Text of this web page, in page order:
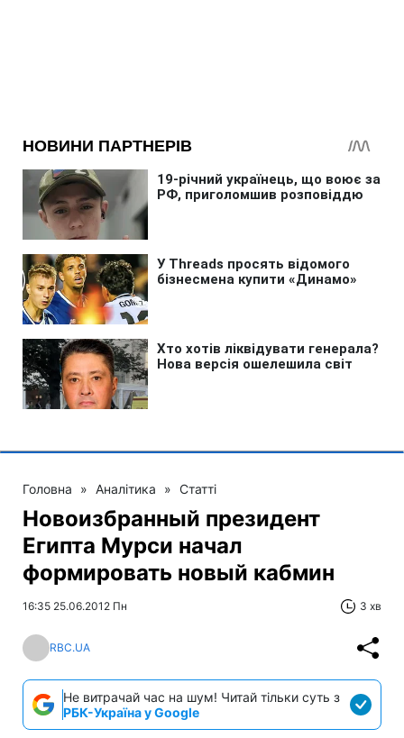
Головна » Аналітика » Статті
Новоизбранный президент
Египта Мурси начал
формировать новый кабмин
16:35 25.06.2012 Пн 3 хв
RBC.UA
Не витрачай час на шум! Читай тільки суть з
РБК-Україна у Google